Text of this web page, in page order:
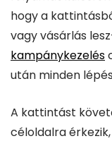
hogy a
vagy vásárlás
kampánykezelés
után minden
A kattintást
céloldalra